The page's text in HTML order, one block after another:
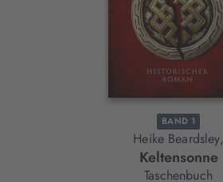
BAND 1
Heike Beardsley,
Ulrike Vögl
Keltensonne
Taschenbuch